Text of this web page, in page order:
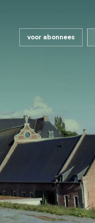
voor abonnees